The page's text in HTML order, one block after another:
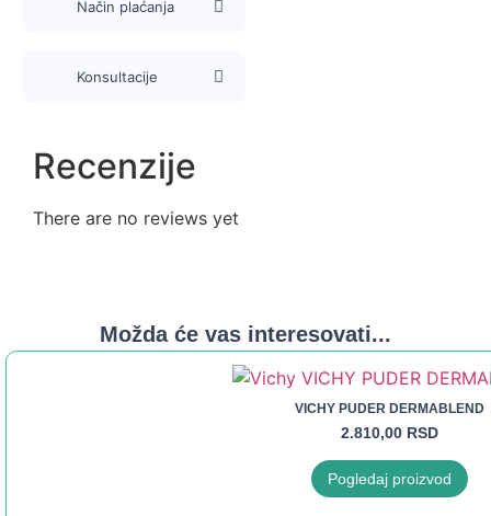
Način plaćanja
Konsultacije
Recenzije
There are no reviews yet
Možda će vas interesovati...
VICHY PUDER DERMABLEND
2.810,00 RSD
Pogledaj proizvod